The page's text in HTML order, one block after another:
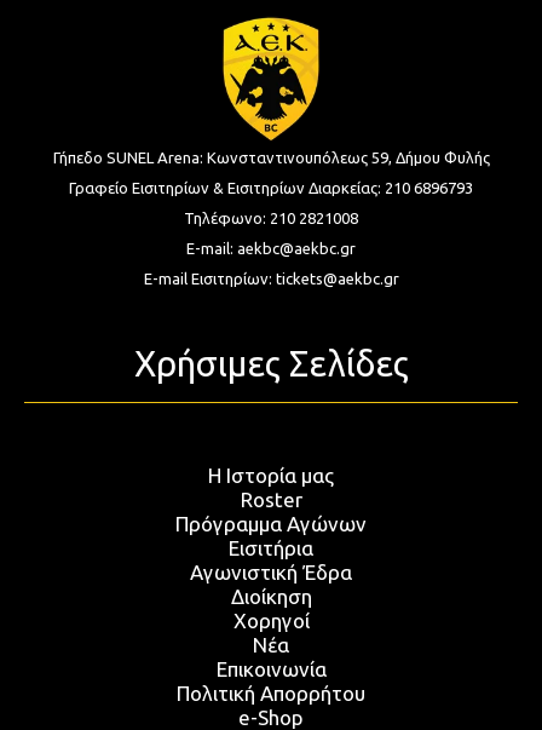
Γήπεδο SUNEL Arena: Κωνσταντινουπόλεως 59, Δήμου Φυλής
Γραφείο Εισιτηρίων & Εισιτηρίων Διαρκείας: 210 6896793
Τηλέφωνο: 210 2821008
E-mail: aekbc@aekbc.gr
E-mail Εισιτηρίων: tickets@aekbc.gr
Χρήσιμες Σελίδες
Η Ιστορία μας
Roster
Πρόγραμμα Αγώνων
Εισιτήρια
Αγωνιστική Έδρα
Διοίκηση
Χορηγοί
Νέα
Επικοινωνία
Πολιτική Απορρήτου
e-Shop